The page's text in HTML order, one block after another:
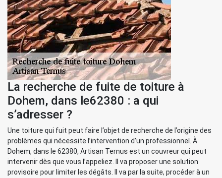
La recherche de fuite de toiture à
Dohem, dans le62380 : a qui
s’adresser ?
Une toiture qui fuit peut faire l’objet de recherche de l’origine des
problèmes qui nécessite l’intervention d’un professionnel. À
Dohem, dans le 62380, Artisan Ternus est un couvreur qui peut
intervenir dès que vous l’appeliez. Il va proposer une solution
provisoire pour limiter les dégâts. Il va par la suite, procéder à un